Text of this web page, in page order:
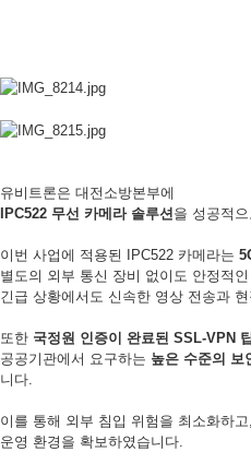
유비트론은 대전소방본부에
IPC522 무선 카메라 솔루션을 성공적
이번 사업에 적용된 IPC522 카메라는
별도의 외부 통신 장비 없이도 안정적
긴급 상황에서도 신속한 영상 전송과
또한 국정원 인증이 완료된 SSL-VPN
공공기관에서 요구하는 높은 수준의 보
니다.
이를 통해 외부 침입 위험을 최소화하
운영 환경을 확보하였습니다.